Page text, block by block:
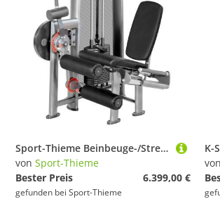
Sport-Thieme Beinbeuge-/Streck-Maschine "OV", Ohne Lochblechverkleidung
von Sport-Thieme
Bester Preis
6.399,00 €
gefunden bei Sport-Thieme
von